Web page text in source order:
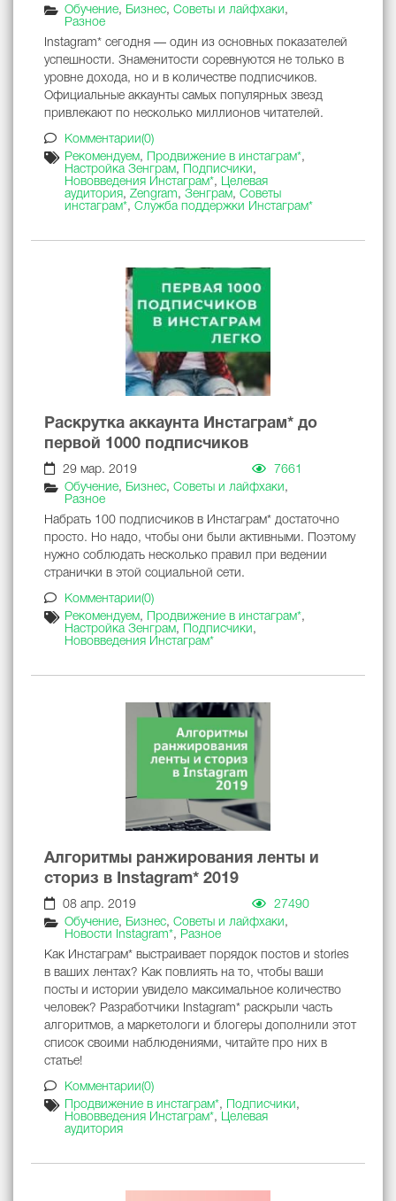
Обучение, Бизнес, Советы и лайфхаки ,
Разное
Instagram* сегодня — один из основных показателей
успешности. Знаменитости соревнуются не только в
уровне дохода, но и в количестве подписчиков.
Официальные аккаунты самых популярных звезд
привлекают по несколько миллионов читателей.
Комментарии(0)
Рекомендуем, Продвижение в инстаграм*,
Настройка Зенграм, Подписчики ,
Нововведения Инстаграм*, Целевая
аудитория, Zengram, Зенграм, Советы
инстаграм*, Служба поддержки Инстаграм*
Раскрутка аккаунта Инстаграм* до
первой 1000 подписчиков
29 мар. 2019
7661
Обучение, Бизнес, Советы и лайфхаки ,
Разное
Набрать 100 подписчиков в Инстаграм* достаточно
просто. Но надо, чтобы они были активными. Поэтому
нужно соблюдать несколько правил при ведении
странички в этой социальной сети.
Комментарии(0)
Рекомендуем, Продвижение в инстаграм*,
Настройка Зенграм, Подписчики ,
Нововведения Инстаграм*
Алгоритмы ранжирования ленты и
сториз в Instagram* 2019
08 апр. 2019
27490
Обучение, Бизнес, Советы и лайфхаки,
Новости Instagram*, Разное
Как Инстаграм* выстраивает порядок постов и stories
в ваших лентах? Как повлиять на то, чтобы ваши
посты и истории увидело максимальное количество
человек? Разработчики Instagram* раскрыли часть
алгоритмов, а маркетологи и блогеры дополнили этот
список своими наблюдениями, читайте про них в
статье!
Комментарии(0)
Продвижение в инстаграм*, Подписчики,
Нововведения Инстаграм*,
Целевая
аудитория